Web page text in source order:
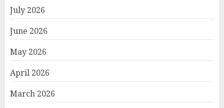
July 2026
June 2026
May 2026
April 2026
March 2026